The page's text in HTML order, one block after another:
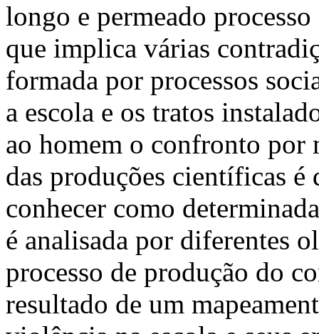
longo e permeado
que implica várias
formada por processos
a escola e os tratos
ao homem o confronto por
das produções científicas é
conhecer como
é analisada por diferentes
processo de produção do
resultado de um